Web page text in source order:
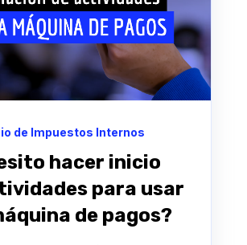
de Impuestos Internos
hacer inicio
para usar
de pagos?